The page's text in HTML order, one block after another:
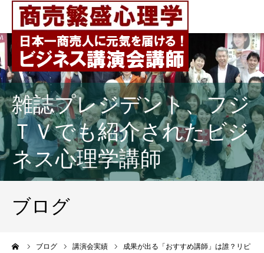
雑誌プレジデント、フジ
ＴＶでも紹介されたビジ
ネス心理学講師
ブログ
ブログ 講演会実績
成果が出る「おすすめ講師」は誰？リピ